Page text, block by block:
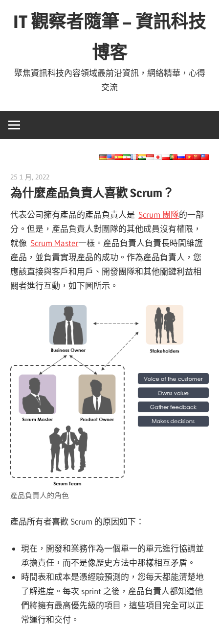
IT 觀察者隨筆 – 資訊科技
博客
聚焦資訊科技內容領域最前沿資訊，網絡精華，心得
交流
25 1 月, 2022
為什麼產品負責人喜歡 Scrum？
代表公司擁有產品的產品負責人是 Scrum 團隊的一部
分。但是，產品負責人對團隊的其他成員沒有權限，
就像 Scrum Master一樣。產品負責人負責長時間維護
產品，並負責實現產品的成功。作為產品負責人，您
應該直接與客戶和用戶、開發團隊和其他關鍵利益相
關者進行互動，如下圖所示。
產品負責人的角色
產品所有者喜歡 Scrum 的原因如下：
現在，開發和業務作為一個單一的單元進行協調並
承擔責任，而不是像歷史方法中那樣相互矛盾。
時間表和成本是憑經驗預測的，您每天都能清楚地
了解進度。每次 sprint 之後，產品負責人都知道他
們將擁有最高優先級的項目，這些項目完全可以正
常運行和交付。